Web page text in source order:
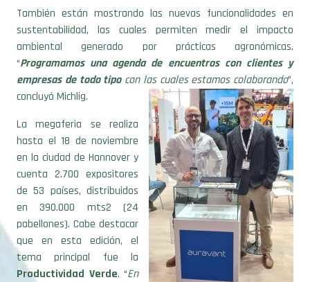
También están mostrando las nuevas funcionalidades en
sustentabilidad, las cuales permiten medir el impacto
ambiental generado por prácticas agronómicas.
“Programamos una agenda de encuentros con clientes y
empresas de todo tipocon las cuales estamos colaborando”,
concluyó Michlig.
La megaferia se realiza
hasta el 18 de noviembre
en la ciudad de Hannover y
cuenta 2.700 expositores
de 53 países, distribuidos
en 390.000 mts2 (24
pabellones). Cabe destacar
que en esta edición, el
tema principal fue la
Productividad Verde. “En